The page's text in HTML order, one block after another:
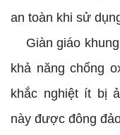
an toàn khi sử
Giàn giáo khung
khả năng chống
khắc nghiệt ít bị
này được đông